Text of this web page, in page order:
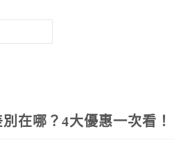
在哪？4大優惠一次看！